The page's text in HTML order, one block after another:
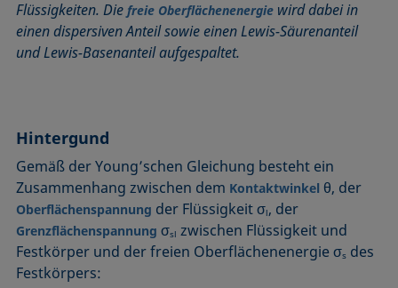
Benetzbarkeit
Benetzte Länge
Constrained Sessile Drop
Diffusionskoeffizient
Dispersiver Anteil
Dreiphasenpunkt
Dynamische Oberflächenspannung
Dynamischer Kontaktwinkel
Kegelschnittmethode
Kohäsionsarbeit
Tensidkonzentration
Kritische Oberflächenspannung
Laplace-Druck
Liegender Tropfen (sessile drop)
Liquid Needle
Lotuseffekt
Rückzugswinkel
Schaum
Spreitkoeffizient, Spreitparameter
Stabmethode
Stalagmometer
Statische Oberflächenspannung
Statischer Kontaktwinkel
Stood-up Drop
Flüssigkeiten. Diefreie Oberflächenenergie wird dabei in
einen dispersiven Anteil sowie einen Lewis-Säurenanteil
und Lewis-Basenanteil aufgespaltet.
Hintergund
Gemäß der Young’schen Gleichung besteht ein
Zusammenhang zwischen dem Kontaktwinkel θ, der
Oberflächenspannung der Flüssigkeit σl, der
Grenzflächenspannung σsl zwischen Flüssigkeit und
Festkörper und der freien Oberflächenenergie σs des
Festkörpers: